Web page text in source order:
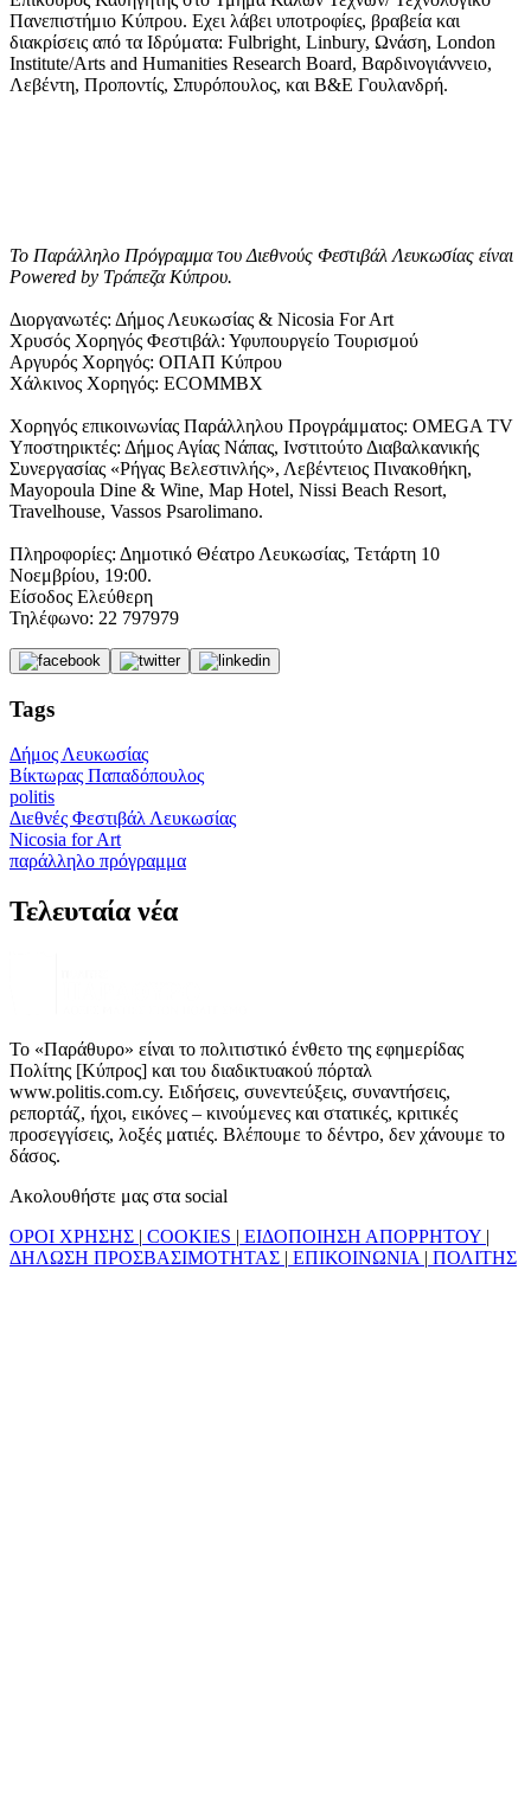
Πανεπιστήμιο Κύπρου. Εχει λάβει υποτροφίες, βραβεία και
διακρίσεις από τα Ιδρύματα: Fulbright, Linbury, Ωνάση, London
Institute/Arts and Humanities Research Board, Βαρδινογιάννειο,
Λεβέντη, Προποντίς, Σπυρόπουλος, και Β&Ε Γουλανδρή.
To Παράλληλο Πρόγραμμα του Διεθνούς Φεστιβάλ Λευκωσίας είναι
Powered by Tράπεζα Κύπρου.
Διοργανωτές: Δήμος Λευκωσίας & Nicosia For Art
Χρυσός Χορηγός Φεστιβάλ: Υφυπουργείο Τουρισμού
Αργυρός Χορηγός: ΟΠΑΠ Κύπρου
Χάλκινος Χορηγός: ECOMMBX
Χορηγός επικοινωνίας Παράλληλου Προγράμματος: OMEGA TV
Υποστηρικτές: Δήμος Αγίας Νάπας, Ινστιτούτο Διαβαλκανικής
Συνεργασίας «Ρήγας Βελεστινλής», Λεβέντειος Πινακοθήκη,
Mayopoula Dine & Wine, Map Hotel, Nissi Beach Resort,
Travelhouse, Vassos Psarolimano.
Πληροφορίες: Δημοτικό Θέατρο Λευκωσίας, Τετάρτη 10
Νοεμβρίου, 19:00.
Είσοδος Ελεύθερη
Τηλέφωνο: 22 797979
Tags
Δήμος Λευκωσίας
Βίκτωρας Παπαδόπουλος
politis
Διεθνές Φεστιβάλ Λευκωσίας
Nicosia for Art
παράλληλο πρόγραμμα
Τελευταία νέα
Το «Παράθυρο» είναι το πολιτιστικό ένθετο της εφημερίδας
Πολίτης [Κύπρος] και του διαδικτυακού πόρταλ
www.politis.com.cy. Ειδήσεις, συνεντεύξεις, συναντήσεις,
ρεπορτάζ, ήχοι, εικόνες – κινούμενες και στατικές, κριτικές
προσεγγίσεις, λοξές ματιές. Βλέπουμε το δέντρο, δεν χάνουμε το
δάσος.
Ακολουθήστε μας στα social
ΟΡΟΙ ΧΡΗΣΗΣ | COOKIES | ΕΙΔΟΠΟΙΗΣΗ ΑΠΟΡΡΗΤΟΥ |
ΔΗΛΩΣΗ ΠΡΟΣΒΑΣΙΜΟΤΗΤΑΣ | ΕΠΙΚΟΙΝΩΝΙΑ | ΠΟΛΙΤΗΣ